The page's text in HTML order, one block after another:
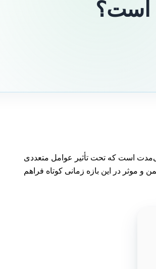
طبیعی و طولانی‌مدت است که تحت تأثیر عوامل متعددی
موثر در این بازه زمانی کوتاه فراهم